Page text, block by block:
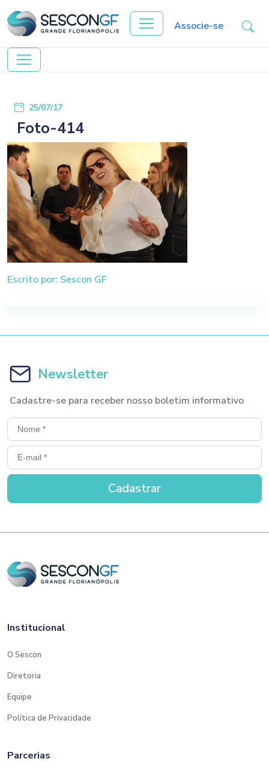
Associe-se
25/07/17
Foto-414
Escrito por: Sescon GF
Newsletter
Cadastre-se para receber nosso boletim informativo
Institucional
O Sescon
Diretoria
Equipe
Política de Privacidade
Parcerias